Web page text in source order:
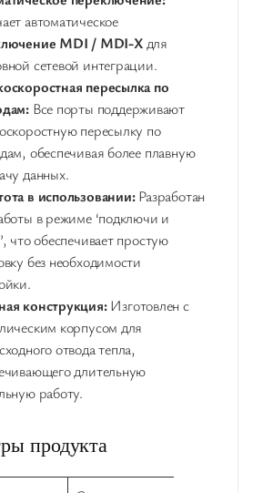
автоматическое
MDI / MDI-Xдля
сетевой интеграции.
пересылка по
Все порты поддерживают
пересылку по
обеспечивая более плавную
данных.
в использовании:Разработан
в режиме ‘подключи и
что обеспечивает простую
без необходимости
конструкция:Изготовлен с
корпусом для
отвода тепла,
длительную
работу.
продукта